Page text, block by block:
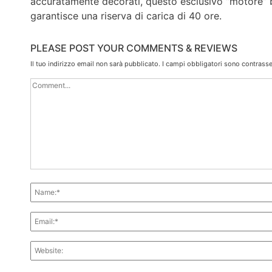
garantisce una riserva di carica di 40 ore.
PLEASE POST YOUR COMMENTS & REVIEWS
Il tuo indirizzo email non sarà pubblicato. I campi obbligatori sono